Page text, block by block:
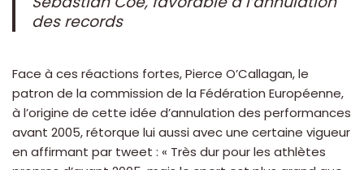
des records
Face à ces réactions fortes, Pierce O’Callagan, le
patron de la commission de la Fédération Européenne,
à l’origine de cette idée d’annulation des performances
avant 2005, rétorque lui aussi avec une certaine vigueur
en affirmant par tweet : « Très dur pour les athlètes